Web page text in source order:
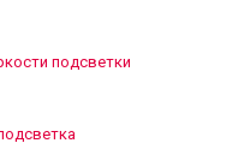
подсветки